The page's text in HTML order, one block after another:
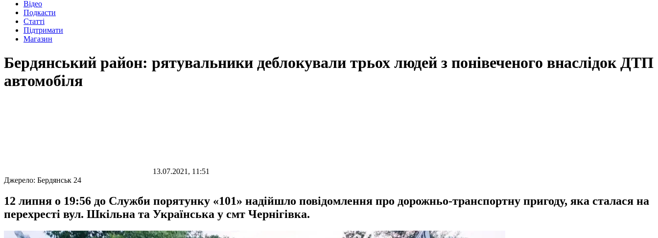
Відео
Подкасти
Статті
Підтримати
Магазин
Бердянський район: рятувальники деблокували трьох людей з понівеченого внаслідок ДТП
автомобіля
13.07.2021, 11:51
Джерело: Бердянськ 24
12 липня о 19:56 до Служби порятунку «101» надійшло повідомлення про дорожньо-транспортну пригоду, яка сталася на
перехресті вул. Шкільна та Українська у смт Чернігівка.